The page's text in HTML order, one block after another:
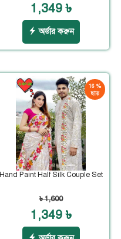
1,349 ৳
অর্ডার করুন
16 %
ছাড়
Hand Paint Half Silk Couple Set
৳ 1,600
1,349 ৳